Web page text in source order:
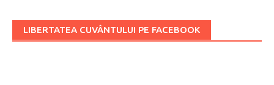
LIBERTATEA CUVÂNTULUI PE FACEBOOK